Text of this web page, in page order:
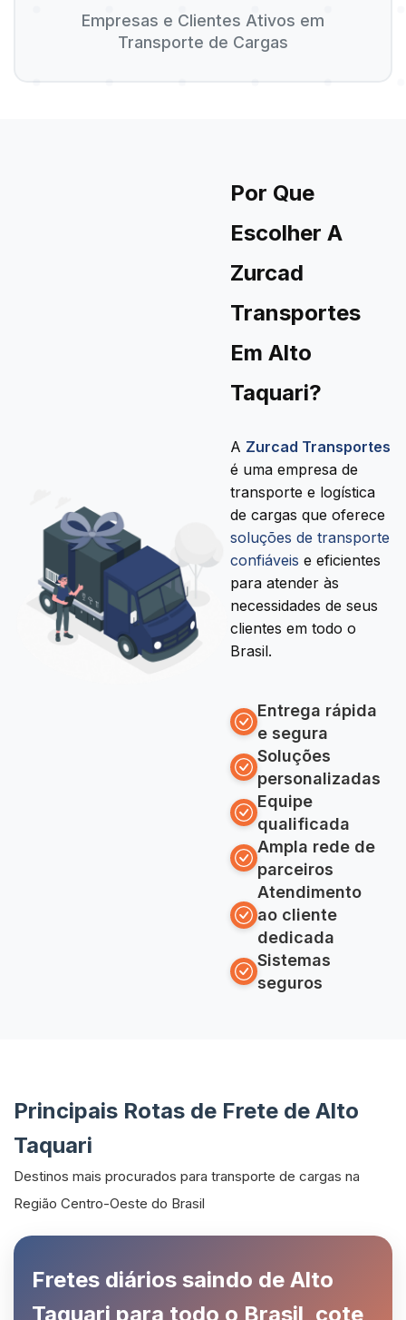
Empresas e Clientes Ativos em
Transporte de Cargas
Por Que
Escolher A
Zurcad
Transportes
Em Alto
Taquari?
A Zurcad Transportes
é uma empresa de
transporte e logística
de cargas que oferece
soluções de transporte
confiáveis e eficientes
para atender às
necessidades de seus
clientes em todo o
Brasil.
Entrega rápida
e segura
Soluções
personalizadas
Equipe
qualificada
Ampla rede de
parceiros
Atendimento
ao cliente
dedicada
Sistemas
seguros
Principais Rotas de Frete de Alto
Taquari
Destinos mais procurados para transporte de cargas na
Região Centro-Oeste do Brasil
Fretes diários saindo de Alto
Taquari para todo o Brasil, cote